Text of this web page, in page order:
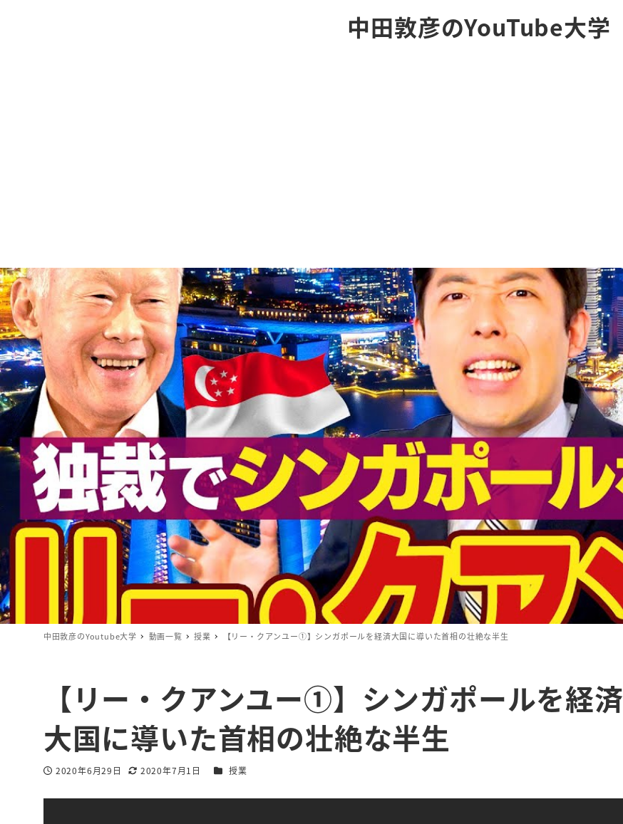
中田敦彦のYouTube大学
中田敦彦のYoutube大学 動画一覧 授業 【リー・クアンユー①】シンガポールを経済大国に導いた首相の壮絶な半生
【リー・クアンユー①】シンガポールを経済
大国に導いた首相の壮絶な半生
投稿日
2020年6月29日
更新日
2020年7月1日
著
カテゴリー
授業